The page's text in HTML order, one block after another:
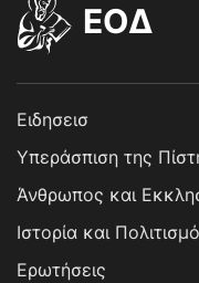
EOΔ
Ειδησεισ
Υπεράσπιση της
Άνθρωπος και
Ιστορία και
Ερωτήσεις